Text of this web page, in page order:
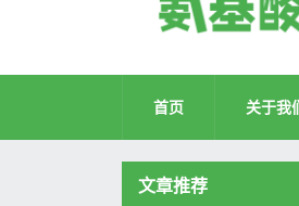
首页 关于我
文章推荐